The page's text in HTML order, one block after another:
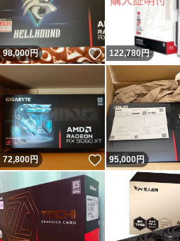
98,000円 いいね！
122,780 円
72,800円 いいね！
95,000円